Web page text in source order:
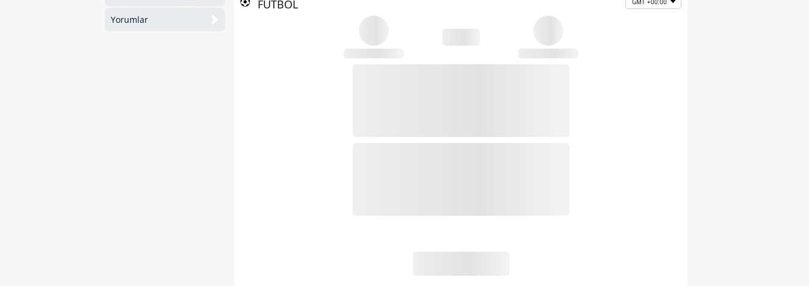
Yorumlar
FUTBOL GMT +00:00